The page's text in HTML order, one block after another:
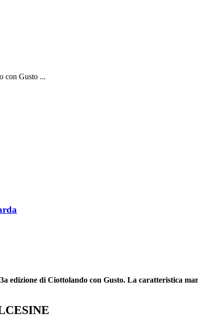
con Gusto ...
edizione di Ciottolando con Gusto. La caratteristica